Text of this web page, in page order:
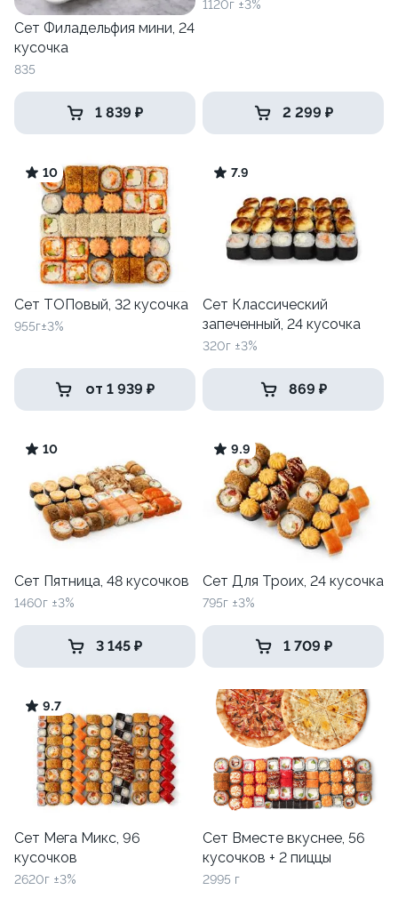
Сет Филадельфия мини, 24
кусочка
835
1 839 ₽
1120г ±3%
2 299 ₽
10
Сет ТОПовый, 32 кусочка
955г±3%
от 1 939 ₽
7.9
Сет Классический
запеченный, 24 кусочка
320г ±3%
869 ₽
10
Сет Пятница, 48 кусочков
1460г ±3%
3 145 ₽
9.9
Сет Для Троих, 24 кусочка
795г ±3%
1 709 ₽
9.7
Сет Мега Микс, 96
кусочков
2620г ±3%
Сет Вместе вкуснее, 56
кусочков + 2 пиццы
2995 г